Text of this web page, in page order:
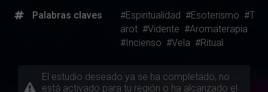
Palabras claves #Espiritualidad #Esoterismo #T
arot #Vidente #Aromaterapia
#Incienso #Vela #Ritual
El estudio deseado ya se ha completado, no
está activado para tu región o ha alcanzado el